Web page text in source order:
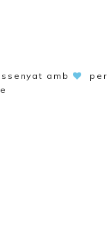
amb
per